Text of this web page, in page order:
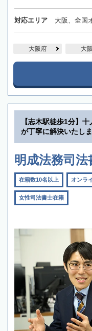
対応エリア 大阪、全国
大阪府 大
【志木駅徒歩1分】
が丁寧に解決いたし
明成法務司
在籍数10名以上 オンラ
女性司法書士在籍